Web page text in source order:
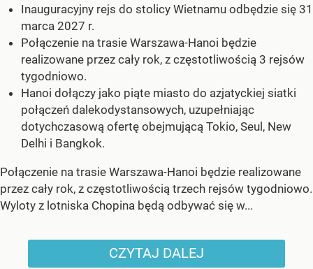
Inauguracyjny rejs do stolicy Wietnamu odbędzie się 31
marca 2027 r.
Połączenie na trasie Warszawa-Hanoi będzie
realizowane przez cały rok, z częstotliwością 3 rejsów
tygodniowo.
Hanoi dołączy jako piąte miasto do azjatyckiej siatki
połączeń dalekodystansowych, uzupełniając
dotychczasową ofertę obejmującą Tokio, Seul, New
Delhi i Bangkok.
Połączenie na trasie Warszawa-Hanoi będzie realizowane
przez cały rok, z częstotliwością trzech rejsów tygodniowo.
Wyloty z lotniska Chopina będą odbywać się w...
CZYTAJ DALEJ